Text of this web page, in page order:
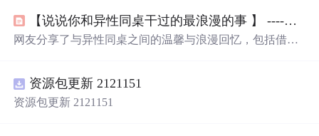
【说说你和异性同桌干过的最浪漫的事 】 ----看到第176楼就突然沉默了....（节选自百度DotA吧）...
网友分享了与异性同桌之间的温馨与浪漫回忆，包括借肩
资源包更新 2121151
资源包更新 2121151